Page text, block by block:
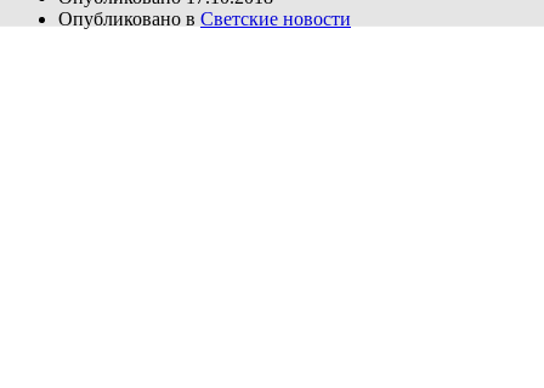
Опубликовано в Светские новости